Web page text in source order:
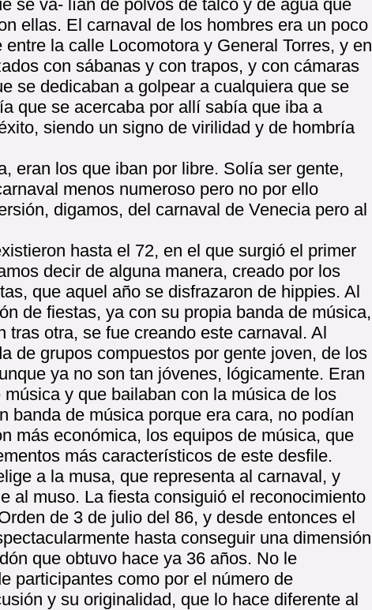
se va- lían de polvos de talco y de agua que
ellas. El carnaval de los hombres era un poco
la calle Locomotora y General Torres, y en
con sábanas y con trapos, y con cámaras
se dedicaban a golpear a cualquiera que se
que se acercaba por allí sabía que iba a
siendo un signo de virilidad y de hombría
eran los que iban por libre. Solía ser gente,
menos numeroso pero no por ello
digamos, del carnaval de Venecia pero al
hasta el 72, en el que surgió el primer
decir de alguna manera, creado por los
que aquel año se disfrazaron de hippies. Al
de fiestas, ya con su propia banda de música,
otra, se fue creando este carnaval. Al
de grupos compuestos por gente joven, de los
ya no son tan jóvenes, lógicamente. Eran
y que bailaban con la música de los
banda de música porque era cara, no podían
más económica, los equipos de música, que
más característicos de este desfile.
a la musa, que representa al carnaval, y
al muso. La fiesta consiguió el reconocimiento
de 3 de julio del 86, y desde entonces el
hasta conseguir una dimensión
que obtuvo hace ya 36 años. No le
participantes como por el número de
y su originalidad, que lo hace diferente al